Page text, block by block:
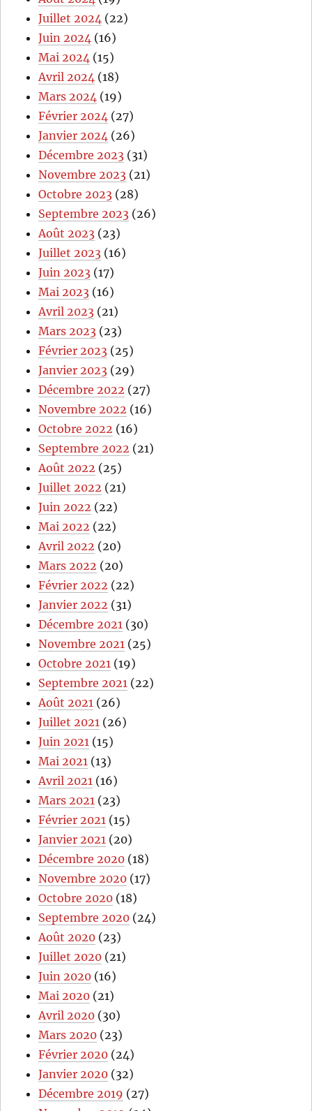
Juillet 2024 (22)
Juin 2024 (16)
Mai 2024 (15)
Avril 2024 (18)
Mars 2024 (19)
Février 2024 (27)
Janvier 2024 (26)
Décembre 2023 (31)
Novembre 2023 (21)
Octobre 2023 (28)
Septembre 2023 (26)
Août 2023 (23)
Juillet 2023 (16)
Juin 2023 (17)
Mai 2023 (16)
Avril 2023 (21)
Mars 2023 (23)
Février 2023 (25)
Janvier 2023 (29)
Décembre 2022 (27)
Novembre 2022 (16)
Octobre 2022 (16)
Septembre 2022 (21)
Août 2022 (25)
Juillet 2022 (21)
Juin 2022 (22)
Mai 2022 (22)
Avril 2022 (20)
Mars 2022 (20)
Février 2022 (22)
Janvier 2022 (31)
Décembre 2021 (30)
Novembre 2021 (25)
Octobre 2021 (19)
Septembre 2021 (22)
Août 2021 (26)
Juillet 2021 (26)
Juin 2021 (15)
Mai 2021 (13)
Avril 2021 (16)
Mars 2021 (23)
Février 2021 (15)
Janvier 2021 (20)
Décembre 2020 (18)
Novembre 2020 (17)
Octobre 2020 (18)
Septembre 2020 (24)
Août 2020 (23)
Juillet 2020 (21)
Juin 2020 (16)
Mai 2020 (21)
Avril 2020 (30)
Mars 2020 (23)
Février 2020 (24)
Janvier 2020 (32)
Décembre 2019 (27)